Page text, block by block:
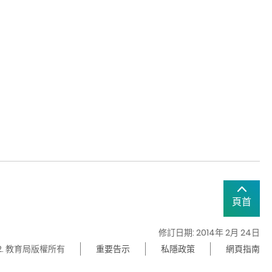
頁首
修訂日期: 2014年 2月 24日
教育局版權所有
重要告示 私隱政策 網頁指南